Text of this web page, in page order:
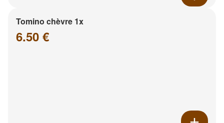
Tomino chèvre 1x
6.50 €